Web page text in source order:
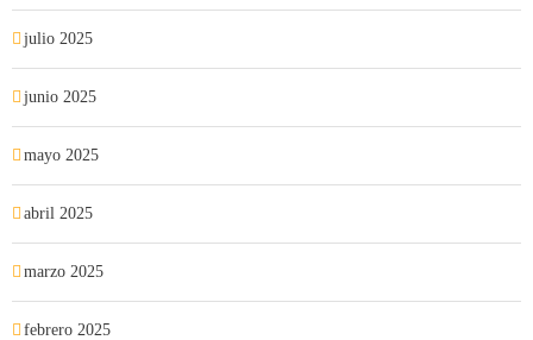
julio 2025
junio 2025
mayo 2025
abril 2025
marzo 2025
febrero 2025